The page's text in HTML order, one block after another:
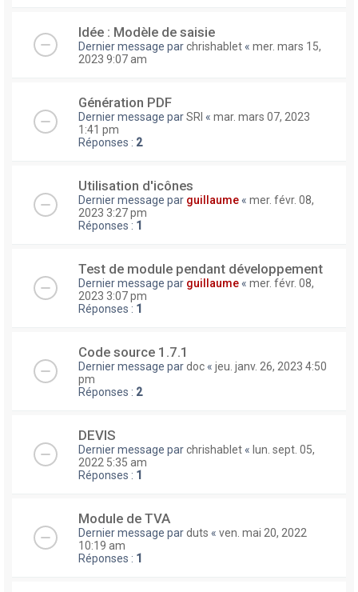
Idée : Modèle de saisie
Dernier message parchrishablet « mer. mars 15,
2023 9:07 am
Génération PDF
Dernier message parSRI « mar. mars 07, 2023
1:41 pm
Réponses : 2
Utilisation d'icônes
Dernier message par guillaume « mer. févr. 08,
2023 3:27 pm
Réponses : 1
Test de module pendant développement
Dernier message par guillaume « mer. févr. 08,
2023 3:07 pm
Réponses : 1
Code source 1.7.1
Dernier message pardoc « jeu. janv. 26, 2023 4:50
pm
Réponses : 2
DEVIS
Dernier message parchrishablet « lun. sept. 05,
2022 5:35 am
Réponses : 1
Module de TVA
Dernier message parduts « ven. mai 20, 2022
10:19 am
Réponses : 1